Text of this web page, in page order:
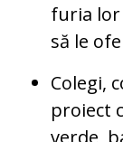
furia lor
să le
Colegi,
proiect
verde,